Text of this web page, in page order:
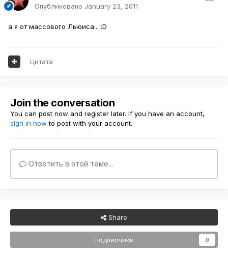
Опубликовано January 23, 2011
а я от массового Льюиса... :D
Цитата
Join the conversation
You can post now and register later. If you have an account,
sign in now to post with your account.
Ответить в этой теме...
Share
Подписчики 0